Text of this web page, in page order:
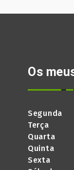
Os
Segunda
Terça
Quarta
Quinta
Sexta